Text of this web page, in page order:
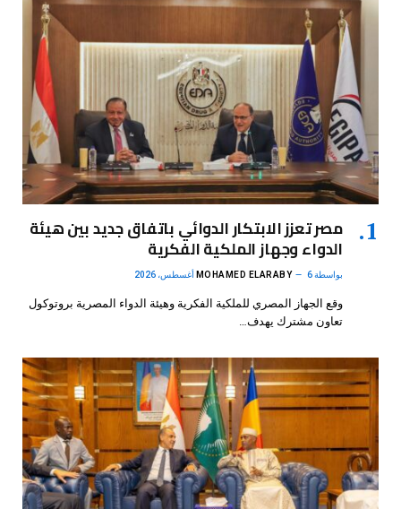
مصر تعزز الابتكار الدوائي باتفاق جديد بين هيئة
الدواء وجهاز الملكية الفكرية
بواسطة MOHAMED ELARABY 6 أغسطس، 2026
وقع الجهاز المصري للملكية الفكرية وهيئة الدواء المصرية بروتوكول
تعاون مشترك يهدف…